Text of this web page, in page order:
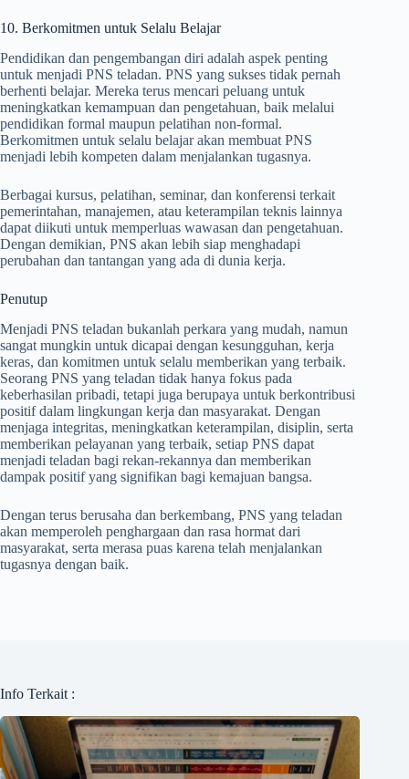
10. Berkomitmen untuk Selalu Belajar
Pendidikan dan pengembangan diri adalah aspek penting
untuk menjadi PNS teladan. PNS yang sukses tidak pernah
berhenti belajar. Mereka terus mencari peluang untuk
meningkatkan kemampuan dan pengetahuan, baik melalui
pendidikan formal maupun pelatihan non-formal.
Berkomitmen untuk selalu belajar akan membuat PNS
menjadi lebih kompeten dalam menjalankan tugasnya.
Berbagai kursus, pelatihan, seminar, dan konferensi terkait
pemerintahan, manajemen, atau keterampilan teknis lainnya
dapat diikuti untuk memperluas wawasan dan pengetahuan.
Dengan demikian, PNS akan lebih siap menghadapi
perubahan dan tantangan yang ada di dunia kerja.
Penutup
Menjadi PNS teladan bukanlah perkara yang mudah, namun
sangat mungkin untuk dicapai dengan kesungguhan, kerja
keras, dan komitmen untuk selalu memberikan yang terbaik.
Seorang PNS yang teladan tidak hanya fokus pada
keberhasilan pribadi, tetapi juga berupaya untuk berkontribusi
positif dalam lingkungan kerja dan masyarakat. Dengan
menjaga integritas, meningkatkan keterampilan, disiplin, serta
memberikan pelayanan yang terbaik, setiap PNS dapat
menjadi teladan bagi rekan-rekannya dan memberikan
dampak positif yang signifikan bagi kemajuan bangsa.
Dengan terus berusaha dan berkembang, PNS yang teladan
akan memperoleh penghargaan dan rasa hormat dari
masyarakat, serta merasa puas karena telah menjalankan
tugasnya dengan baik.
Info Terkait :